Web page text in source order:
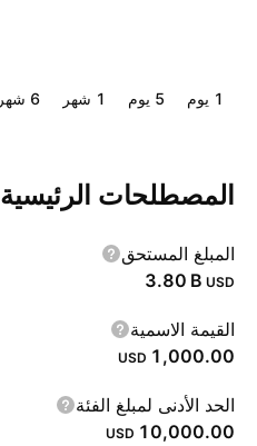
‎‎1‎ يوم ‎‎5‎ يوم ‎1‎ شهر ‎6‎ شهر
المصطلحات الرئيسية
المبلغ المستحق
‪3.80 B‬ USD
القيمة الاسمية
1,000.00
USD
الحد الأدنى لمبلغ الفئة
10,000.00
USD